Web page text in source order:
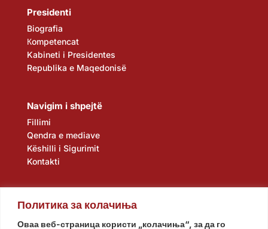
Политика за колачиња
Оваа веб-страница користи „колачиња“, за да го
Presidenti
Biografia
Кompetencat
Kabineti i Presidentes
Republika e Maqedonisë
Navigim i shpejtë
Fillimi
Qendra e mediave
Këshilli i Sigurimit
Kontakti